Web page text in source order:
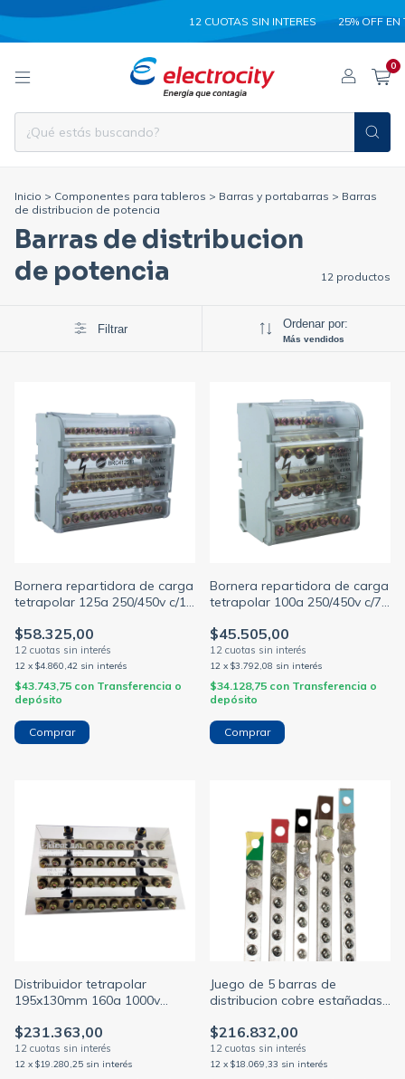
12 CUOTAS SIN INTERES 25% OFF EN
0
Inicio > Componentes para tableros > Barras y portabarras > Barras
de distribucion de potencia
Barras de distribucion
de potencia
12 productos
Filtrar Ordenar por:
Más vendidos
Bornera repartidora de carga
tetrapolar 125a 250/450v c/11
$58.325,00
12 x $4.860,42 sin interés
$43.743,75 con Transferencia o
depósito
Bornera repartidora de carga
tetrapolar 100a 250/450v c/7
$45.505,00
12 x $3.792,08 sin interés
$34.128,75 con Transferencia o
depósito
Distribuidor tetrapolar
195x130mm 160a 1000v
$231.363,00
12 x $19.280,25 sin interés
Juego de 5 barras de
distribucion cobre estañadas
tornillos c/u (GABEXEL)
$216.832,00
12 x $18.069,33 sin interés